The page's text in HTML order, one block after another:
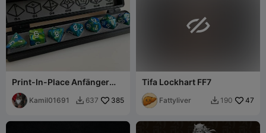
Print-In-Place Anfänger
Würfel Fall
Kamil01691  637 385

Tifa Lockhart FF7
Fattyliver  190 47